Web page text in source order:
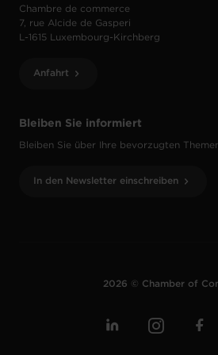
Bleiben Sie informiert
Bleiben Sie über Ihre bevorzugten
In den Newsletter einschreiben
Chambre de commerce
7, rue Alcide de Gasperi
L-1615 Luxembourg-Kirchberg
Anfahrt
2026 © Chamber of